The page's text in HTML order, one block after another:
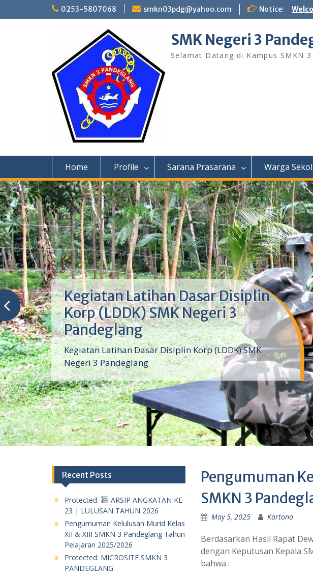
0253-5807068 smkn03pdg@yahoo.com Notice:
SMK Negeri 3
Selamat Datang di Kampus SMKN
Home Profile Sarana Prasarana Warga
Kegiatan Latihan Dasar Disiplin
Korp (LDDK) SMK Negeri 3
Pandeglang
Kegiatan Latihan Dasar Disiplin Korp (LDDK) SMK
Negeri 3 Pandeglang
Pengumuman
SMKN 3
May 5, 2025 Kartono
Berdasarkan Hasil Rapat
dengan Keputusan Kepala
bahwa :
Recent Posts
Protected:
ARSIP ANGKATAN KE-
23 | LULUSAN TAHUN 2026
Pengumuman Kelulusan Murid Kelas
XII & XIII SMKN 3 Pandeglang Tahun
Pelajaran 2025/2026
Protected: MICROSITE SMKN 3
PANDEGLANG